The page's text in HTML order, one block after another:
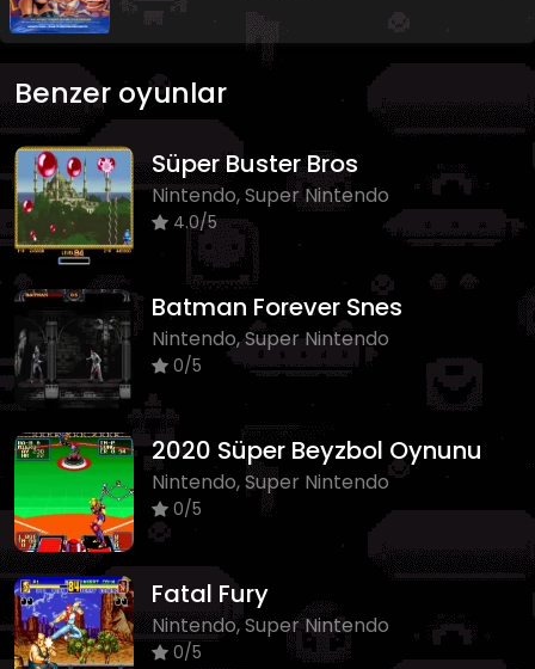
Benzer oyunlar
Süper Buster Bros
Nintendo, Super Nintendo
4.0/5
Batman Forever Snes
Nintendo, Super Nintendo
0/5
2020 Süper Beyzbol Oynunu
Nintendo, Super Nintendo
0/5
Fatal Fury
Nintendo, Super Nintendo
0/5